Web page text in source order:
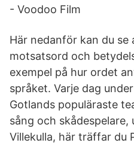
- Voodoo Film
Här nedanför kan du se
motsatsord och
exempel på hur ordet
språket. Varje dag
Gotlands populäraste
sång och skådespelare,
Villekulla, här träffar du